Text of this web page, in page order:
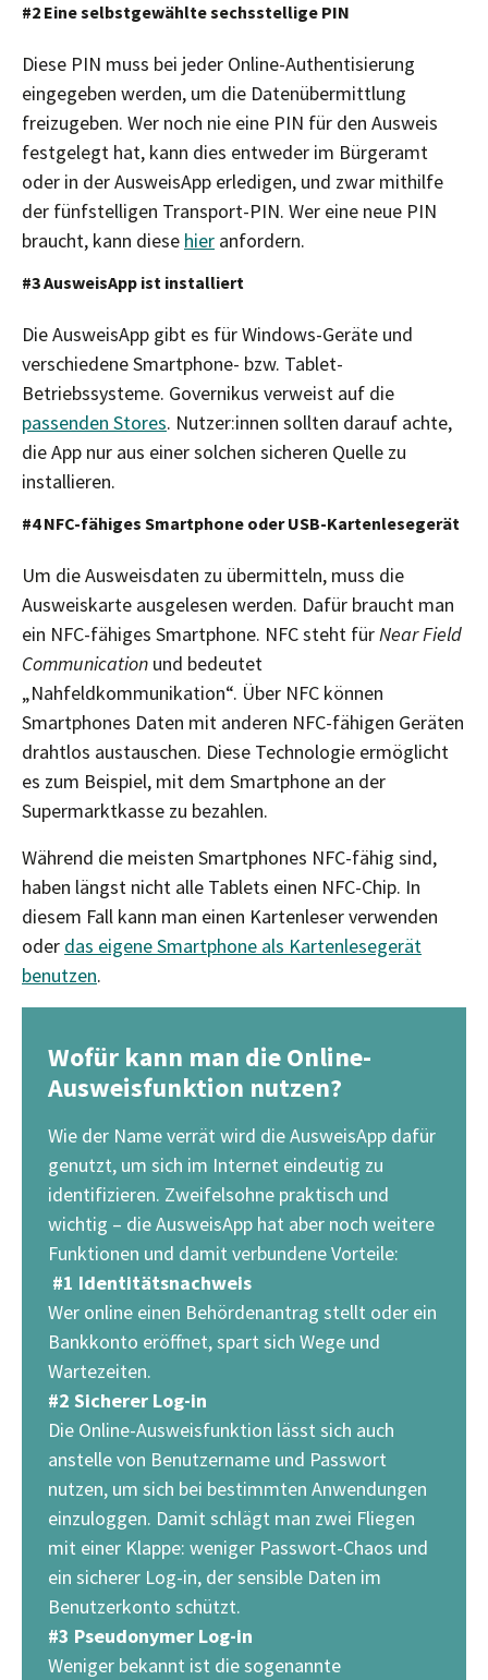
#2 Eine selbstgewählte sechsstellige PIN
Diese PIN muss bei jeder Online-Authentisierung
eingegeben werden, um die Datenübermittlung
freizugeben. Wer noch nie eine PIN für den Ausweis
festgelegt hat, kann dies entweder im Bürgeramt
oder in der AusweisApp erledigen, und zwar mithilfe
der fünfstelligen Transport-PIN. Wer eine neue PIN
braucht, kann diese hier anfordern.
#3 AusweisApp ist installiert
Die AusweisApp gibt es für Windows-Geräte und
verschiedene Smartphone- bzw. Tablet-
Betriebssysteme. Governikus verweist auf die
passenden Stores. Nutzer:innen sollten darauf achte,
die App nur aus einer solchen sicheren Quelle zu
installieren.
#4 NFC-fähiges Smartphone oder USB-Kartenlesegerät
Um die Ausweisdaten zu übermitteln, muss die
Ausweiskarte ausgelesen werden. Dafür braucht man
ein NFC-fähiges Smartphone. NFC steht fürNear Field
Communication und bedeutet
„Nahfeldkommunikation“. Über NFC können
Smartphones Daten mit anderen NFC-fähigen Geräten
drahtlos austauschen. Diese Technologie ermöglicht
es zum Beispiel, mit dem Smartphone an der
Supermarktkasse zu bezahlen.
Während die meisten Smartphones NFC-fähig sind,
haben längst nicht alle Tablets einen NFC-Chip. In
diesem Fall kann man einen Kartenleser verwenden
oder das eigene Smartphone als Kartenlesegerät
benutzen.
Wofür kann man die Online-
Ausweisfunktion nutzen?
Wie der Name verrät wird die AusweisApp dafür
genutzt, um sich im Internet eindeutig zu
identifizieren. Zweifelsohne praktisch und
wichtig – die AusweisApp hat aber noch weitere
Funktionen und damit verbundene Vorteile:
#1 Identitätsnachweis
Wer online einen Behördenantrag stellt oder ein
Bankkonto eröffnet, spart sich Wege und
Wartezeiten.
#2 Sicherer Log-in
Die Online-Ausweisfunktion lässt sich auch
anstelle von Benutzername und Passwort
nutzen, um sich bei bestimmten Anwendungen
einzuloggen. Damit schlägt man zwei Fliegen
mit einer Klappe: weniger Passwort-Chaos und
ein sicherer Log-in, der sensible Daten im
Benutzerkonto schützt.
#3 Pseudonymer Log-in
Weniger bekannt ist die sogenannte